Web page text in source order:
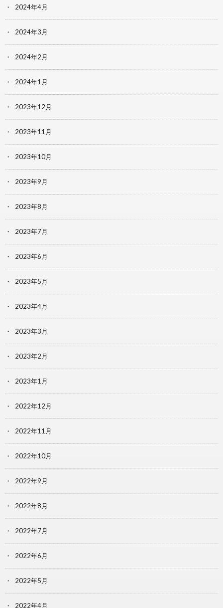
2024年4月
2024年3月
2024年2月
2024年1月
2023年12月
2023年11月
2023年10月
2023年9月
2023年8月
2023年7月
2023年6月
2023年5月
2023年4月
2023年3月
2023年2月
2023年1月
2022年12月
2022年11月
2022年10月
2022年9月
2022年8月
2022年7月
2022年6月
2022年5月
2022年4月